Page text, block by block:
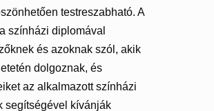
testreszabható. A
színházi diplomával
és azoknak szól, akik
dolgoznak, és
az alkalmazott színházi
segítségével kívánják